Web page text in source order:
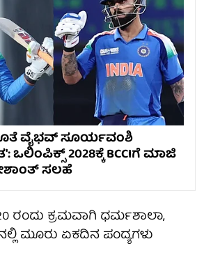
ವೈಭವ್ ಸೂರ್ಯವಂಶಿ
ಒಲಿಂಪಿಕ್ಸ್ 2028ಕ್ಕೆ BCCIಗೆ ಮಾಜಿ
ಸಲಹೆ
ರಂದು ಕ್ರಮವಾಗಿ ಧರ್ಮಶಾಲಾ,
ಮೂರು ಏಕದಿನ ಪಂದ್ಯಗಳು